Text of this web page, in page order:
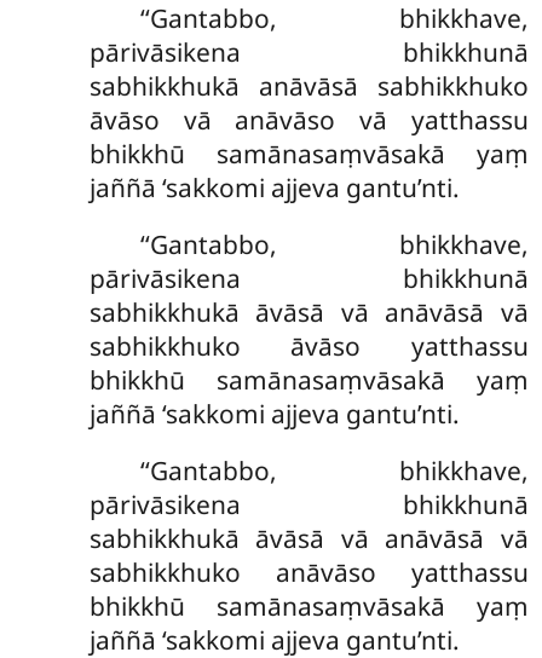
‘‘Gantabbo, bhikkhave,
pārivāsikena bhikkhunā
sabhikkhukā anāvāsā sabhikkhuko
āvāso vā anāvāso vā yatthassu
bhikkhū samānasaṃvāsakā yaṃ
jaññā ‘sakkomi ajjeva gantu’nti.
‘‘Gantabbo, bhikkhave,
pārivāsikena bhikkhunā
sabhikkhukā āvāsā vā anāvāsā vā
sabhikkhuko āvāso yatthassu
bhikkhū samānasaṃvāsakā yaṃ
jaññā ‘sakkomi ajjeva gantu’nti.
‘‘Gantabbo, bhikkhave,
pārivāsikena bhikkhunā
sabhikkhukā āvāsā vā anāvāsā vā
sabhikkhuko anāvāso yatthassu
bhikkhū samānasaṃvāsakā yaṃ
jaññā ‘sakkomi ajjeva gantu’nti.